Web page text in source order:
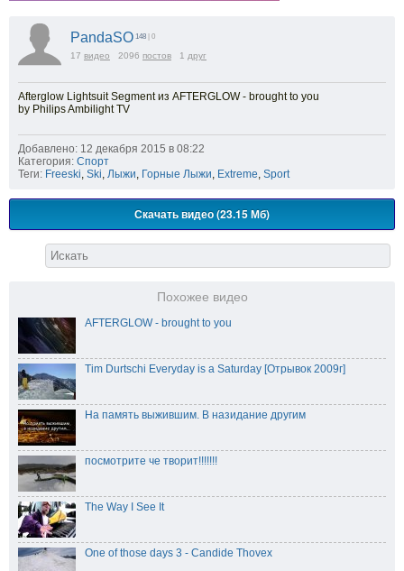
PandaSO 148 | 0
17 видео 2096 постов 1 друг
Afterglow Lightsuit Segment из AFTERGLOW - brought to you
by Philips Ambilight TV
Добавлено: 12 декабря 2015 в 08:22
Категория: Спорт
Теги: Freeski, Ski, Лыжи, Горные Лыжи, Extreme, Sport
Скачать видео (23.15 Мб)
Похожее видео
AFTERGLOW - brought to you
Tim Durtschi Everyday is a Saturday [Отрывок 2009г]
На память выжившим. В назидание другим
посмотрите че творит!!!!!!!
The Way I See It
One of those days 3 - Candide Thovex